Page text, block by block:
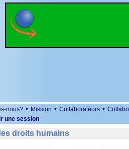
nous? • Mission • Collaborateurs •
une session
droits humains